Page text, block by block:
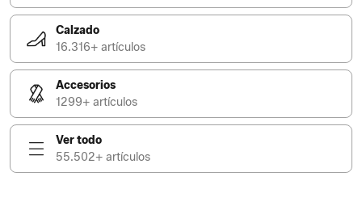
Calzado
16.316+ artículos
Accesorios
1299+ artículos
Ver todo
55.502+ artículos